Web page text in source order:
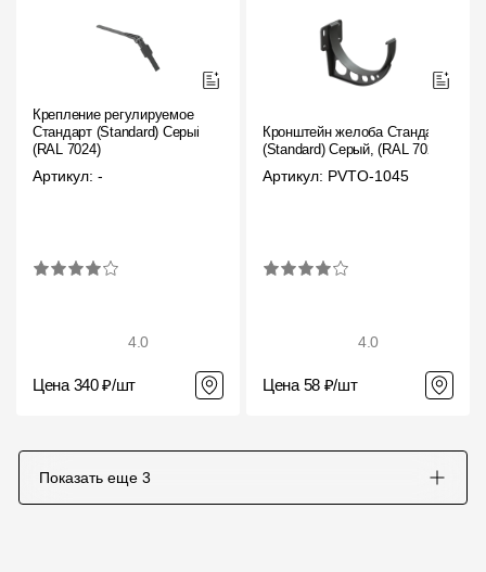
Крепление регулируемое
Стандарт (Standard) Серый,
(RAL 7024)
Артикул: -
4.0
Цена 340 ₽/шт
Кронштейн желоба Стандарт
(Standard) Серый, (RAL 7024)
Артикул: PVTO-1045
4.0
Цена 58 ₽/шт
Показать еще 3